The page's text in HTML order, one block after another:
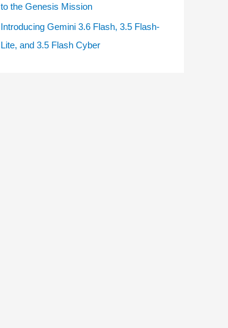
to the Genesis Mission
Introducing Gemini 3.6 Flash, 3.5 Flash-
Lite, and 3.5 Flash Cyber